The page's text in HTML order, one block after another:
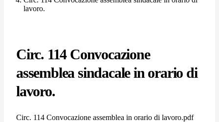
lavoro.
Circ. 114 Convocazione
assemblea sindacale in orario di
lavoro.
Circ. 114 Convocazione assemblea in orario di lavoro.pdf